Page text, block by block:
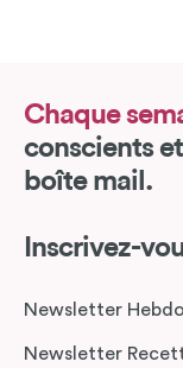
Chaque
conscients
boîte mail.
Inscrivez-
Newsletter Hebdo
Newsletter